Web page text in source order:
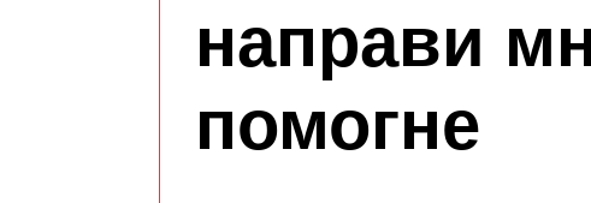
направи
помогне